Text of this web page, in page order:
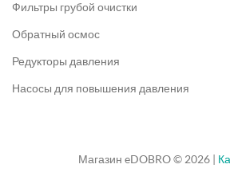
Фильтры грубой очистки
Обратный осмос
Редукторы давления
Насосы для повышения давления
Магазин eDOBRO © 2026 |